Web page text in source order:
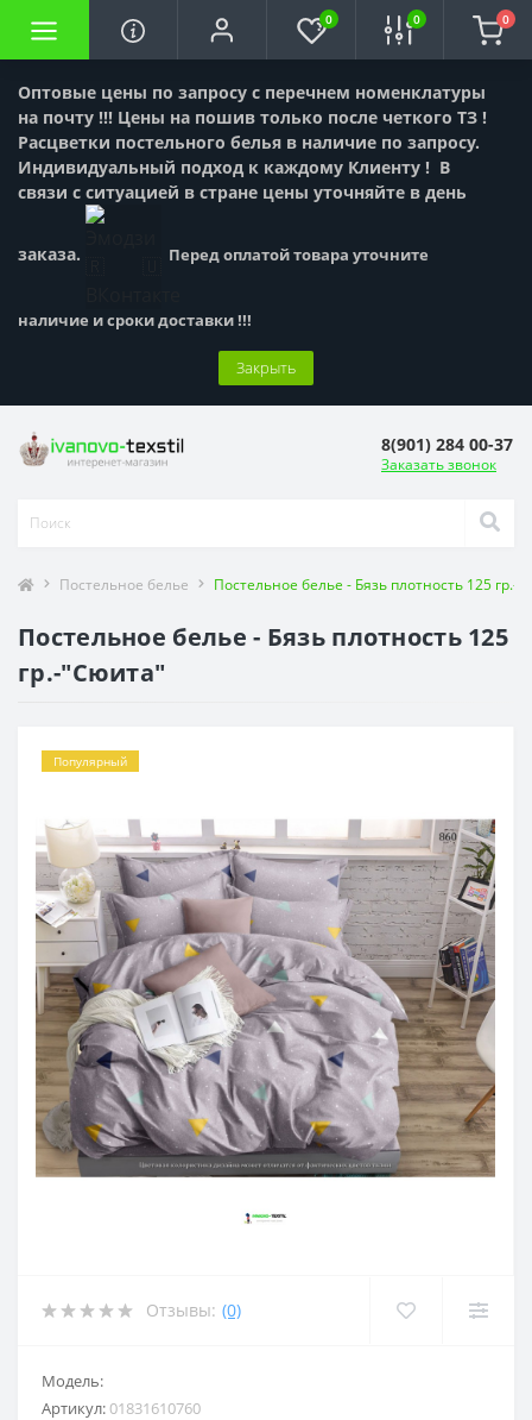
Оптовые цены по запросу с перечнем номенклатуры
на почту !!! Цены на пошив только после четкого ТЗ !
Расцветки постельного белья в наличие по запросу.
Индивидуальный подход к каждому Клиенту ! В
связи с ситуацией в стране цены уточняйте в день
заказа. Перед оплатой товара уточните
наличие и сроки доставки !!!
Закрыть
0 0 0
8(901) 284 00-37
Заказать звонок
Постельное белье Постельное белье - Бязь плотность 125 гр.-
Постельное белье - Бязь плотность 125
гр.-"Сюита"
Популярный
Отзывы: (0)
Модель:
Артикул:01831610760